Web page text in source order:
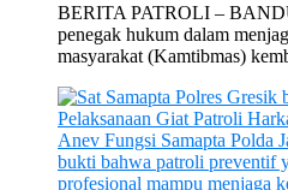
BERITA PATROLI –
penegak hukum dalam
masyarakat (Kamtibmas)